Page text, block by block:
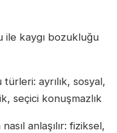
kaygı bozukluğu
ayrılık, sosyal,
seçici konuşmazlık
anlaşılır: fiziksel,